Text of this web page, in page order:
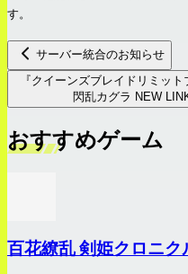
す。
サーバー統合のお知らせ
『クイーンズブレイドリミッ
閃乱カグラ NEW
おすすめゲーム
百花繚乱 剣姫クロニク